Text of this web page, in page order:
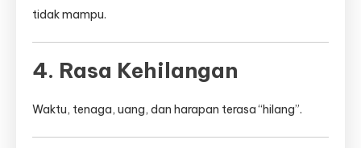
tidak mampu.
4. Rasa Kehilangan
Waktu, tenaga, uang, dan harapan terasa “hilang”.